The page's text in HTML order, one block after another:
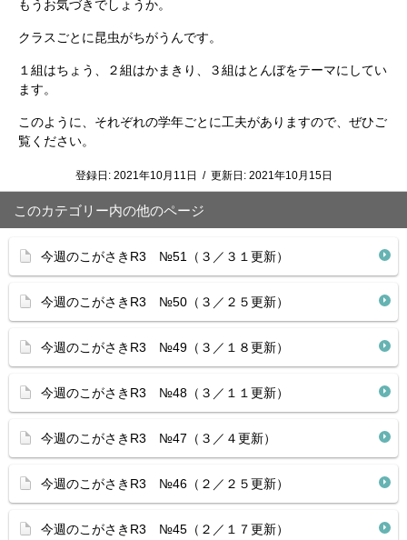
もうお気づきでしょうか。
クラスごとに昆虫がちがうんです。
１組はちょう、２組はかまきり、３組はとんぼをテーマにしてい
ます。
このように、それぞれの学年ごとに工夫がありますので、ぜひご
覧ください。
登録日: 2021年10月11日 / 更新日: 2021年10月15日
このカテゴリー内の他のページ
今週のこがさきR3 №51（３／３１更新）
今週のこがさきR3 №50（３／２５更新）
今週のこがさきR3 №49（３／１８更新）
今週のこがさきR3 №48（３／１１更新）
今週のこがさきR3 №47（３／４更新）
今週のこがさきR3 №46（２／２５更新）
今週のこがさきR3 №45（２／１７更新）